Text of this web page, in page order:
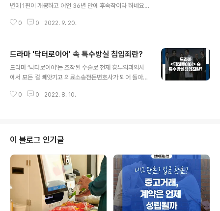
년에 1편이 개봉하고 어언 36년 만에 후속작이라 하네요.
만에 돌아온 2편은 주인공도 역시 탐크루즈인데요. 36년
돌파했다고 하니, 이쯤이면 충분히 흥행한 게 아닌가 싶습
니다. 영화 제목인 ‘탑건’은 원래 최고의 사격수 라는 뜻이
라고 하는데요. 미국 해군의 공중전학교에서 최고 성적으
전학교의 정식 명칭은 ‘Navy Weapons School’ 인데
0 0 2022. 9. 20.
드라마 '닥터로이어' 속 특수방실 침입죄란?
드라마 ‘닥터로이어’는 조작된 수술로 천재 흉부외과의사
에서 모든 걸 빼앗기고 의료소송전문변호사가 되어 돌아온
모두 통과하다니 대단합니다. 드라마의 2화에서는 자신의
문을 소화기로 파손하는 등 소란을 피우면서 고군분투하는
데요. 하지만, 현장에서 검사가 특수손괴죄와 특수방실침
입죄로 긴급체포하고, 결국 피고인으로 법정에 서게 됩니
다. 드라마 속 검사가 말한 ‘특수방실침입죄’란 무엇일까
요? 형법에서는 사람이 머무는 곳이나 기거하는 집, 관리하
는 건물, 선박, 항공기 또는 점유하는 방실(房室..
0 0 2022. 8. 10.
이 블로그 인기글